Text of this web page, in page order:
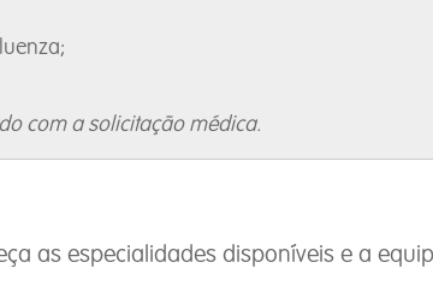
com a solicitação médica.
as especialidades disponíveis e a